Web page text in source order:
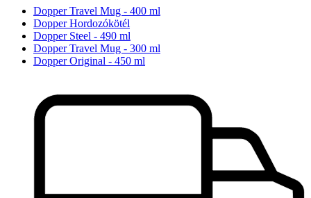
Dopper Travel Mug - 400 ml
Dopper Hordozókötél
Dopper Steel - 490 ml
Dopper Travel Mug - 300 ml
Dopper Original - 450 ml